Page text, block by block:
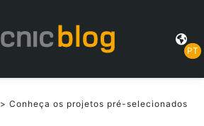
PT
> Conheça os projetos pré-selecionados